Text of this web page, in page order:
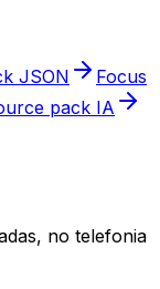
JSON
Focus
pack IA
no telefonia